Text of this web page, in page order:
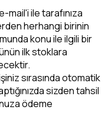
mail'i ile tarafınıza
herhangi birinin
konu ile ilgili bir
ilk stoklara
sırasında otomatik
sizden tahsil
ödeme